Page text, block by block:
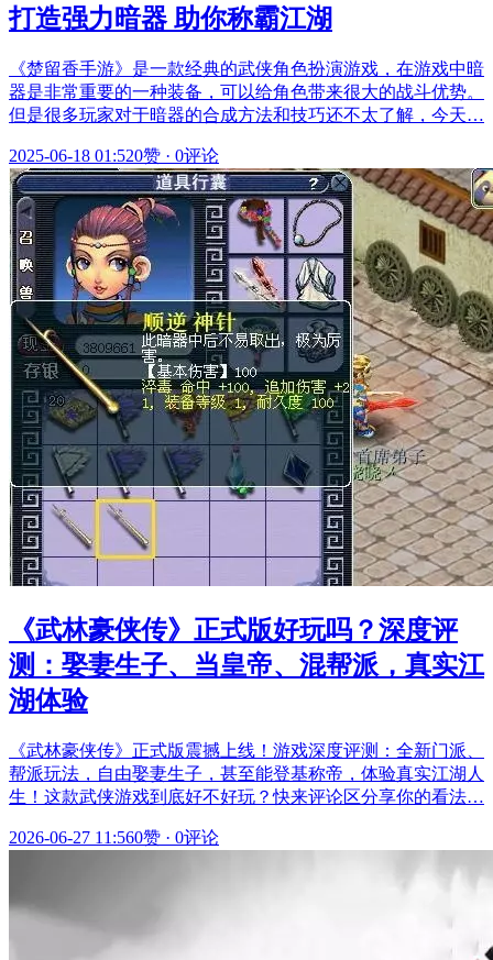
打造强力暗器 助你称霸江湖
《楚留香手游》是一款经典的武侠角色扮演游戏，在游戏中暗
器是非常重要的一种装备，可以给角色带来很大的战斗优势。
但是很多玩家对于暗器的合成方法和技巧还不太了解，今天…
2025-06-18 01:520赞 · 0评论
《武林豪侠传》正式版好玩吗？深度评
测：娶妻生子、当皇帝、混帮派，真实江
湖体验
《武林豪侠传》正式版震撼上线！游戏深度评测：全新门派、
帮派玩法，自由娶妻生子，甚至能登基称帝，体验真实江湖人
生！这款武侠游戏到底好不好玩？快来评论区分享你的看法…
2026-06-27 11:560赞 · 0评论